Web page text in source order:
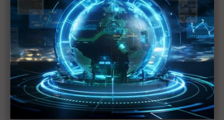
三星勞資僵局最後一刻驚險達成協議 總罷工暫緩執
行
三星總罷工危機 南韓勞動部長親自出面調解
勞資談判破局 三星工會5月21日展開總罷工
獎金釀罷工前夕 三星1Q26薪資出爐、年增25%創
新高